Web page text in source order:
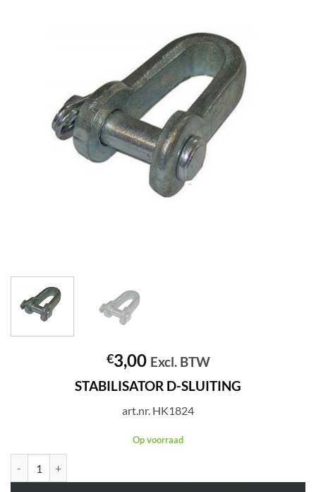
€3,00 Excl. BTW
STABILISATOR D-SLUITING
art.nr. HK1824
Op voorraad